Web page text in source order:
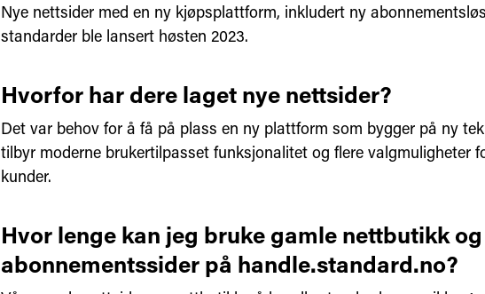
Nye nettsider med en ny kjøpsplattform, inkludert ny
standarder ble lansert høsten 2023.
Hvorfor har dere laget nye nettsider?
Det var behov for å få på plass en ny plattform som bygger på ny
tilbyr moderne brukertilpasset funksjonalitet og flere valgmuligheter
kunder.
Hvor lenge kan jeg bruke gamle nettbutikk og
abonnementssider på handle.standard.no?